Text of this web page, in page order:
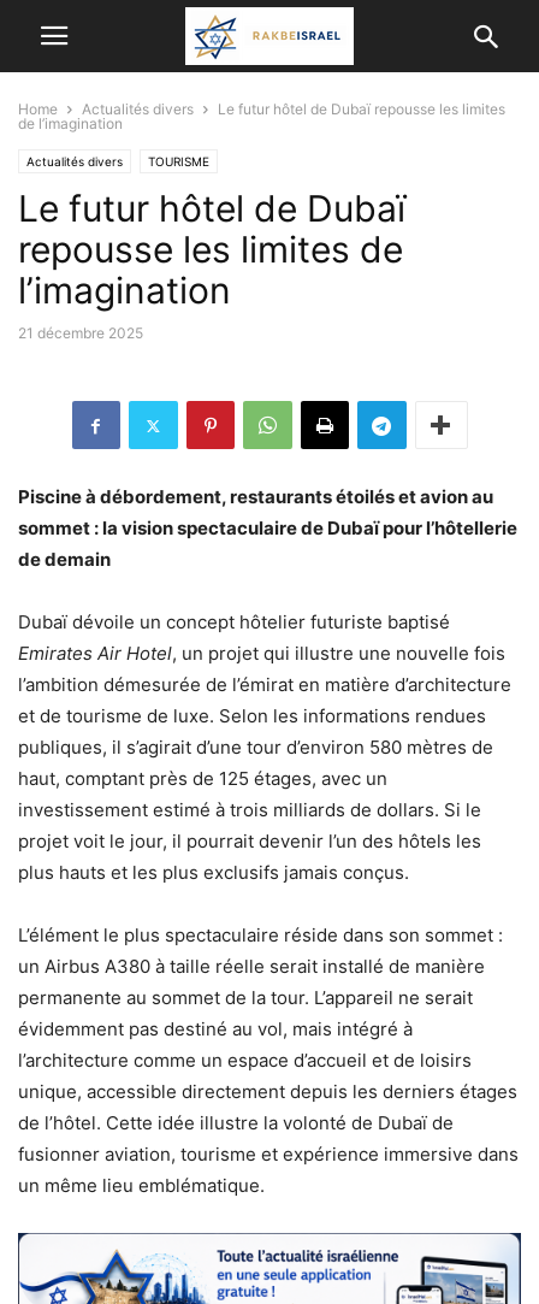
Home Actualités divers
Le futur hôtel de Dubaï repousse les limites
de l’imagination
Actualités divers TOURISME
Le futur hôtel de Dubaï
repousse les limites de
l’imagination
21 décembre 2025
Piscine à débordement, restaurants étoilés et avion au
sommet : la vision spectaculaire de Dubaï pour l’hôtellerie
de demain
Dubaï dévoile un concept hôtelier futuriste baptisé
Emirates Air Hotel, un projet qui illustre une nouvelle fois
l’ambition démesurée de l’émirat en matière d’architecture
et de tourisme de luxe. Selon les informations rendues
publiques, il s’agirait d’une tour d’environ 580 mètres de
haut, comptant près de 125 étages, avec un
investissement estimé à trois milliards de dollars. Si le
projet voit le jour, il pourrait devenir l’un des hôtels les
plus hauts et les plus exclusifs jamais conçus.
L’élément le plus spectaculaire réside dans son sommet :
un Airbus A380 à taille réelle serait installé de manière
permanente au sommet de la tour. L’appareil ne serait
évidemment pas destiné au vol, mais intégré à
l’architecture comme un espace d’accueil et de loisirs
unique, accessible directement depuis les derniers étages
de l’hôtel. Cette idée illustre la volonté de Dubaï de
fusionner aviation, tourisme et expérience immersive dans
un même lieu emblématique.